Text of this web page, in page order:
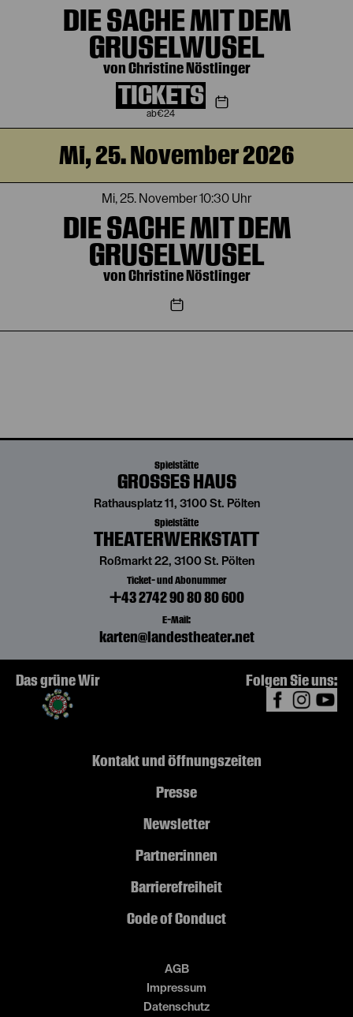
DIE SACHE MIT DEM
GRUSELWUSEL
von Christine Nöstlinger
TICKETS
€24
Mi, 25. November 2026
Mi, 25. November10:30 Uhr
DIE SACHE MIT DEM
GRUSELWUSEL
von Christine Nöstlinger
Spielstätte
GROSSES HAUS
Rathausplatz 11, 3100 St. Pölten
Spielstätte
THEATERWERKSTATT
Roßmarkt 22, 3100 St. Pölten
Ticket- und Abonummer
+43 2742 90 80 80 600
E-Mail:
karten@landestheater.net
Das grüne Wir Folgen Sie uns:
Kontakt und Öffnungszeiten
Presse
Newsletter
Partner:innen
Barrierefreiheit
Code of Conduct
AGB
Impressum
Datenschutz